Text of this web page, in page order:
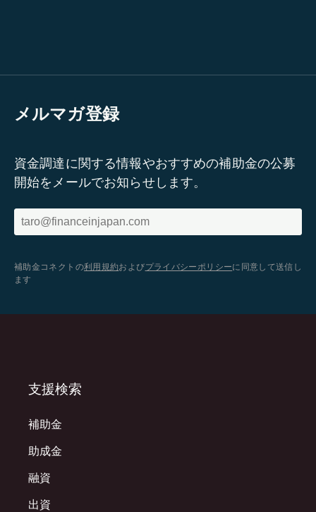
メルマガ登録
資金調達に関する情報やおすすめの補助金の公募
開始をメールでお知らせします。
補助金コネクトの利用規約およびプライバシーポリシーに同意して送信し
ます
支援検索
補助金
助成金
融資
出資